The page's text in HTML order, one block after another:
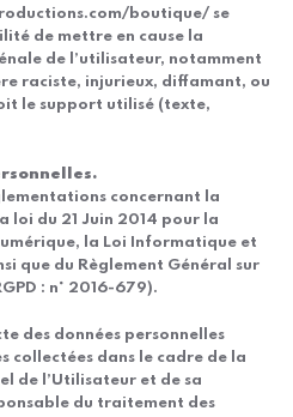
boutique/ se
de mettre en cause la
de l’utilisateur, notamment
raciste, injurieux, diffamant, ou
le support utilisé (texte,
concernant la
loi du 21 Juin 2014 pour la
la Loi Informatique et
que du Règlement Général sur
: n° 2016-679).
des données personnelles
collectées dans le cadre de la
de l’Utilisateur et de sa
du traitement des